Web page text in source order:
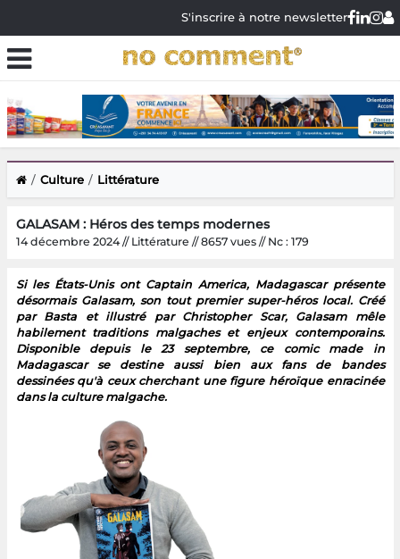
S'inscrire à notre newsletter
Culture Littérature
GALASAM : Héros des temps modernes
14 décembre 2024 // Littérature // 8657 vues // Nc : 179
Si les États-Unis ont Captain America, Madagascar présente
désormais Galasam, son tout premier super-héros local. Créé
par Basta et illustré par Christopher Scar, Galasam mêle
habilement traditions malgaches et enjeux contemporains.
Disponible depuis le 23 septembre, ce comic made in
Madagascar se destine aussi bien aux fans de bandes
dessinées qu'à ceux cherchant une figure héroïque enracinée
dans la culture malgache.